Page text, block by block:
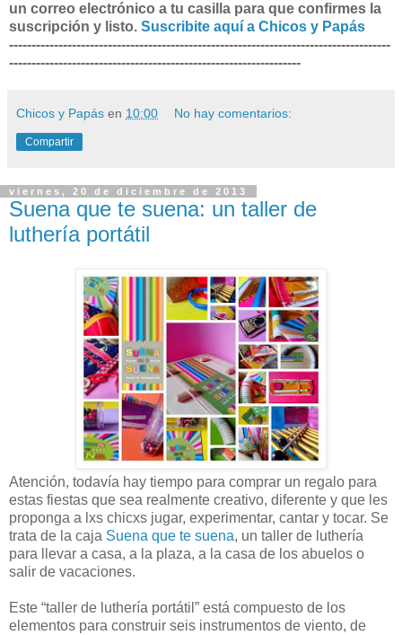
un correo electrónico a tu casilla para que confirmes la
suscripción y listo. Suscribite aquí a Chicos y Papás
-------------------------------------------------------------------------------------
-----------------------------------------------------------------
Chicos y Papás en 10:00 No hay comentarios:
Compartir
viernes, 20 de diciembre de 2013
Suena que te suena: un taller de
luthería portátil
Atención, todavía hay tiempo para comprar un regalo para
estas fiestas que sea realmente creativo, diferente y que les
proponga a lxs chicxs jugar, experimentar, cantar y tocar. Se
trata de la caja Suena que te suena, un taller de luthería
para llevar a casa, a la plaza, a la casa de los abuelos o
salir de vacaciones.
Este “taller de luthería portátil” está compuesto de los
elementos para construir seis instrumentos de viento, de